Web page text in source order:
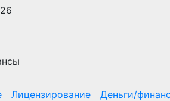
Лицензирование Деньги/